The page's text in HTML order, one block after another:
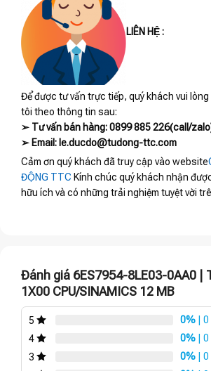
LIÊN HỆ :
Để được tư vấn trực tiếp, quý khách vui lòng
tôi theo thông tin sau:
➢ Tư vấn bán hàng: 0899 885 226(call/
➢ Email: le.ducdo@tudong-ttc.com
Cảm ơn quý khách đã truy cập vào website
ĐỘNG TTC Kính chúc quý khách nhận
hữu ích và có những trải nghiệm tuyệt vời
Đánh giá 6ES7954-8LE03-0AA0 |
1X00 CPU/SINAMICS 12 MB
5 0% |
4
0% |
3
0% |